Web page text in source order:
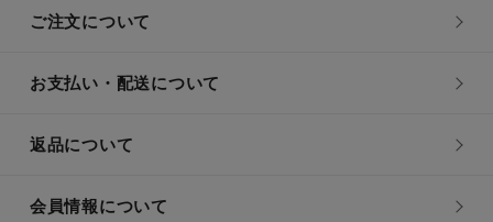
ご注文について
お支払い・配送について
返品について
会員情報について